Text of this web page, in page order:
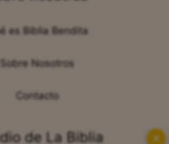
es Biblia Bendita
Sobre Nosotros
Contacto
de La Biblia ✕